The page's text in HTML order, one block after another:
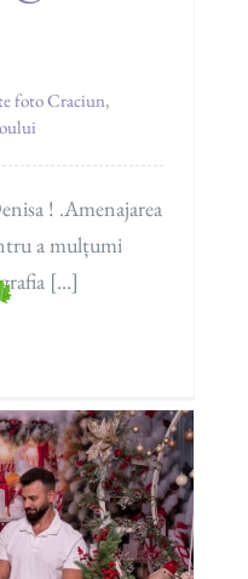
foto Craciun,
! .Amenajarea
a mulțumi
[...]